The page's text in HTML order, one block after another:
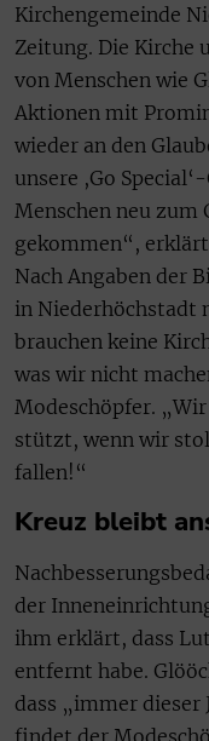
Kirchengemeinde
Zeitung. Die Kirche
von Menschen wie
Aktionen mit
wieder an den
unsere ,Go
Menschen neu zum
gekommen“,
Nach Angaben der
in Niederhöchstadt
brauchen keine
was wir nicht
Modeschöpfer.
stützt, wenn wir
fallen!“
Kreuz bleibt
der
ihm erklärt, dass
entfernt habe.
dass „immer dieser
findet der